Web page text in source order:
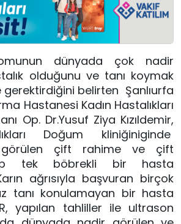
dünyada çok nadir
olduğunu ve tanı koymak
belirten Şanlıurfa
Hastanesi Kadın Hastalıkları
Op. Dr.Yusuf Ziya Kızıldemir,
Doğum kliniğiniginde
çift rahime ve çift
tek böbrekli bir hasta
ağrısıyla başvuran birçok
tanı konulamayan bir hasta
yapılan tahliller ile ultrason